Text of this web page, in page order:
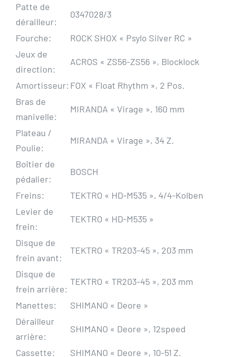
Patte de
dérailleur:
0347028/3
Fourche:
ROCK SHOX « Psylo Silver RC »
Jeux de
direction:
ACROS « ZS56-ZS56 », Blocklock
Amortisseur: FOX « Float Rhythm », 2 Pos.
Bras de
manivelle:
MIRANDA « Virage », 160 mm
Plateau /
Poulie:
MIRANDA « Virage », 34 Z.
Boîtier de
pédalier:
BOSCH
Freins:
TEKTRO « HD-M535 », 4/4-Kolben
Levier de
frein:
TEKTRO « HD-M535 »
Disque de
frein avant:
TEKTRO « TR203-45 », 203 mm
Disque de
frein arrière:
TEKTRO « TR203-45 », 203 mm
Manettes:
SHIMANO « Deore »
Dérailleur
arrière:
SHIMANO « Deore », 12speed
Cassette: SHIMANO « Deore », 10-51 Z.